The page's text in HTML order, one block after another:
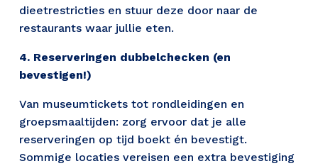
dieetrestricties en stuur deze door naar de
restaurants waar jullie eten.
4. Reserveringen dubbelchecken (en
bevestigen!)
Van museumtickets tot rondleidingen en
groepsmaaltijden: zorg ervoor dat je alle
reserveringen op tijd boekt én bevestigt.
Sommige locaties vereisen een extra bevestiging